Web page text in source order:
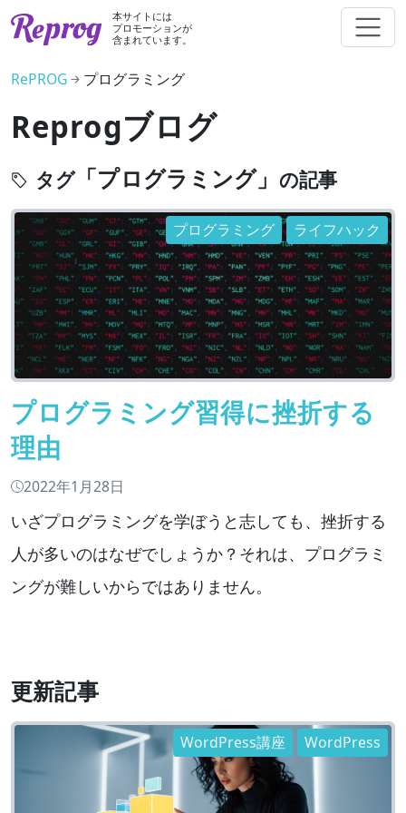
本サイトには
プロモーションが
含まれています。
RePROG プログラミング
Reprogブログ
タグ「プログラミング」 の記事
プログラミング習得に挫折する
理由
プログラミング ライフハック
2022年1月28日
いざプログラミングを学ぼうと志しても、挫折する
人が多いのはなぜでしょうか？それは、プログラミ
ングが難しいからではありません。
更新記事
WordPress講座 WordPress